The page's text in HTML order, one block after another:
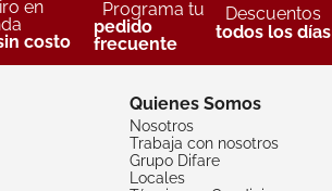
en
costo
Programa tu
pedido
frecuente
Descuentos
todos los días
Quienes Somos
Nosotros
Trabaja con nosotros
Grupo Difare
Locales